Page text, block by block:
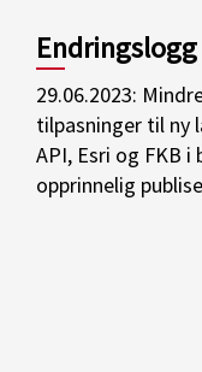
Endringslogg
29.06.2023:
tilpasninger til ny
API, Esri og FKB
opprinnelig